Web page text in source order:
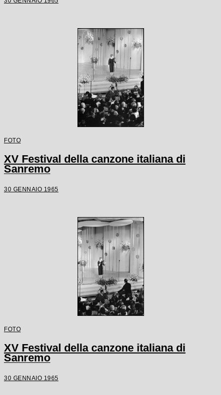
FOTO
XV Festival della canzone italiana di
Sanremo
30 GENNAIO 1965
FOTO
XV Festival della canzone italiana di
Sanremo
30 GENNAIO 1965